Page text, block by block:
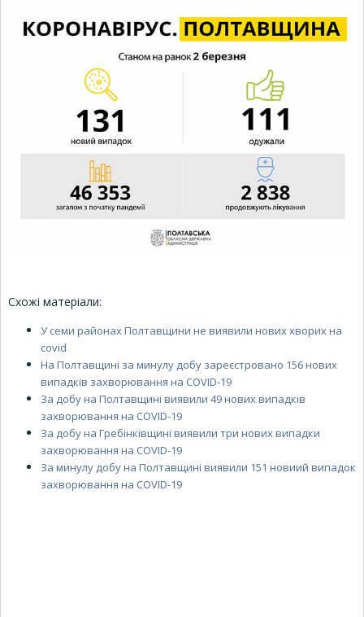
Схожі матеріали:
У семи районах Полтавщини не виявили нових хворих на
covid
На Полтавщині за минулу добу зареєстровано 156 нових
випадків захворювання на COVID-19
За добу на Полтавщині виявили 49 нових випадків
захворювання на COVID-19
За добу на Гребінківщині виявили три нових випадки
захворювання на COVID-19
За минулу добу на Полтавщині виявили 151 новиий випадок
захворювання на COVID-19